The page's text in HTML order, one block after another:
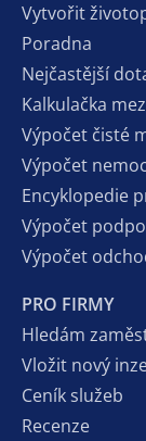
Vytvořit
Poradna
Nejčastější
Kalkulačka
Výpočet čisté
Výpočet
Encyklopedie
Výpočet
Výpočet
PRO FIRMY
Hledám
Vložit nový
Ceník služeb
Recenze